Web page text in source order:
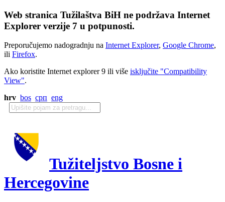
Web stranica Tužilaštva BiH ne podržava Internet
Explorer verzije 7 u potpunosti.
Preporučujemo nadogradnju na Internet Explorer, Google Chrome,
ili Firefox.
Ako koristite Internet explorer 9 ili više isključite "Compatibility
View".
hrv bos срп eng
Tužiteljstvo Bosne i
Hercegovine